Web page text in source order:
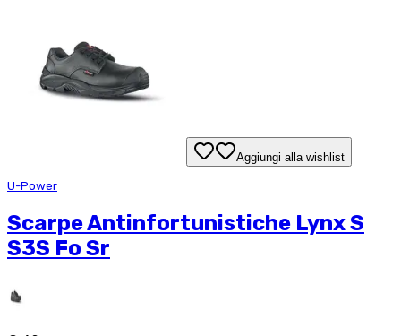
Aggiungi alla wishlist
U-Power
Scarpe Antinfortunistiche Lynx S
S3S Fo Sr